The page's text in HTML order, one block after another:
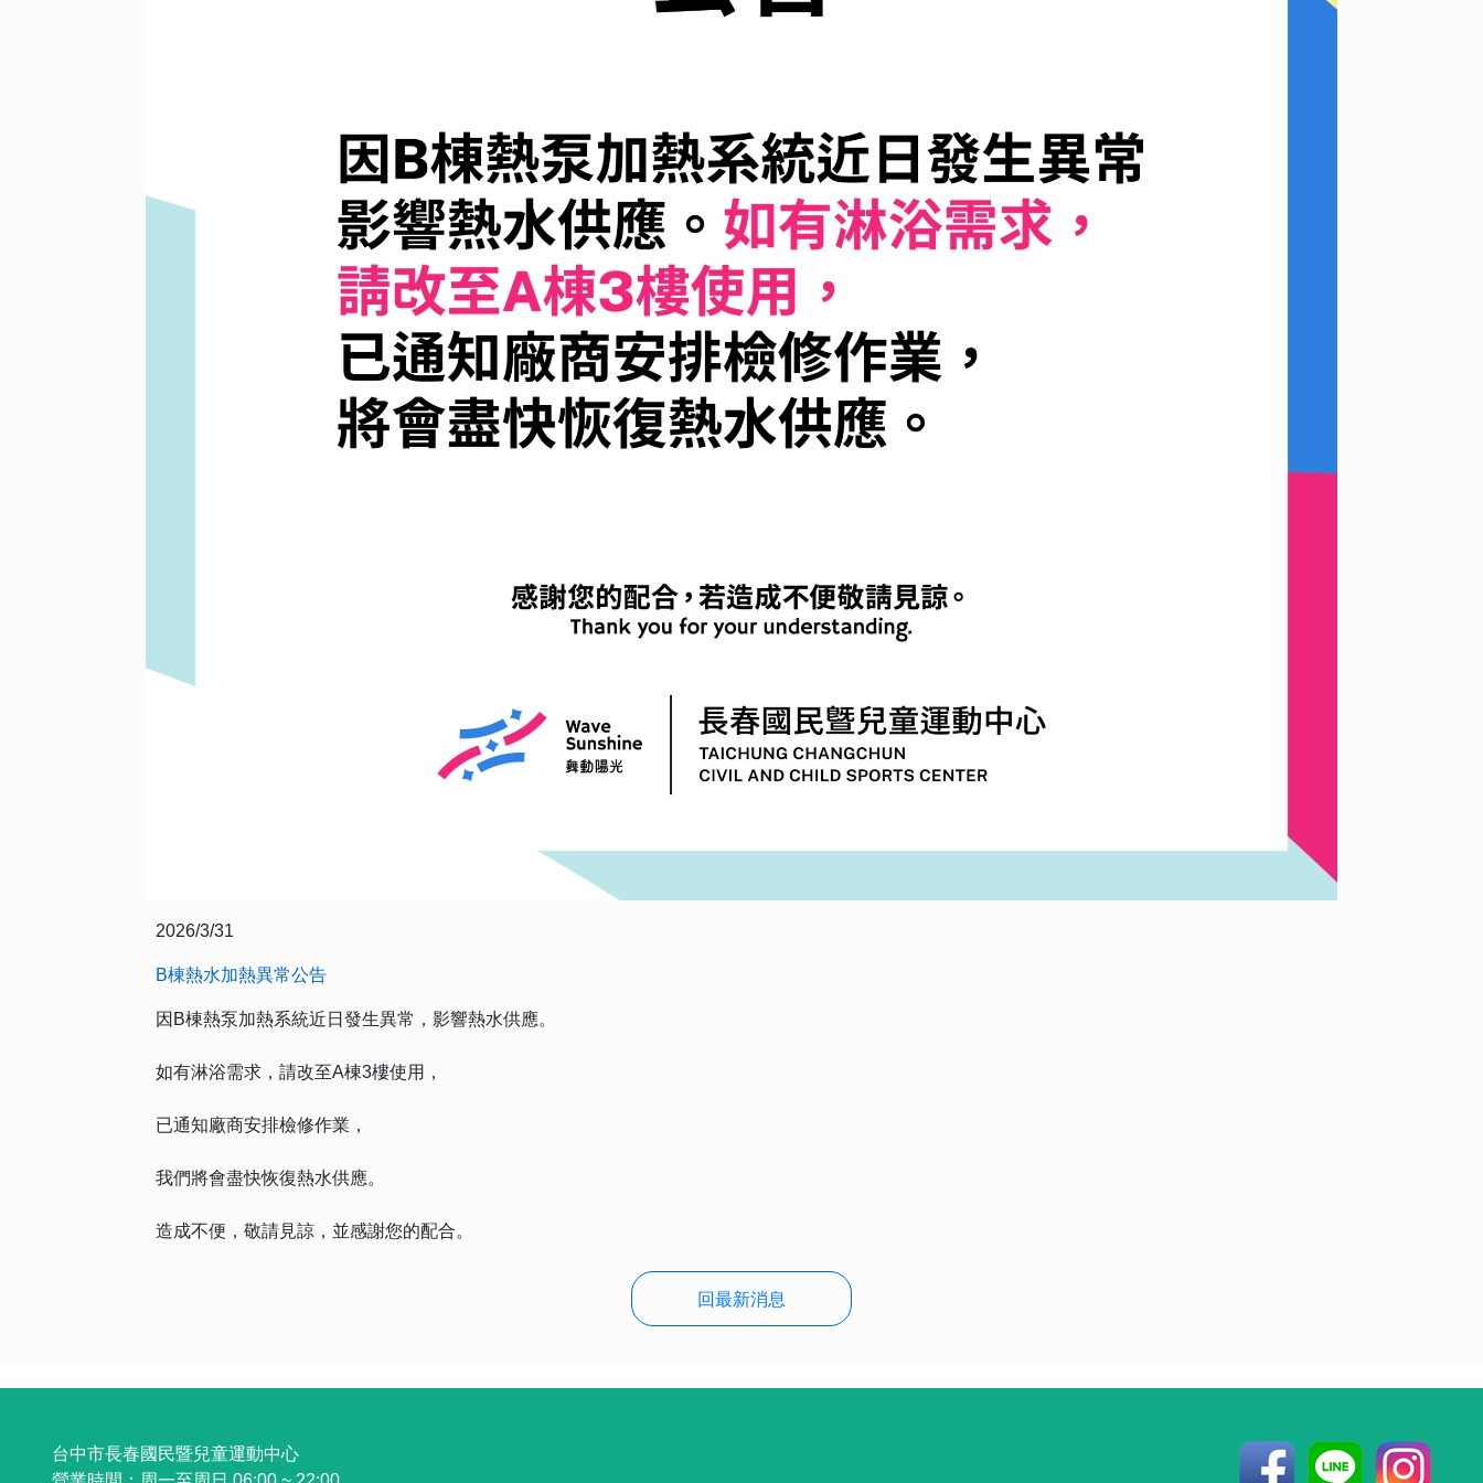
2026/3/31
B棟熱水加熱異常公告
因B棟熱泵加熱系統近日發生異常，影響熱水供應。
如有淋浴需求，請改至A棟3樓使用，
已通知廠商安排檢修作業，
我們將會盡快恢復熱水供應。
造成不便，敬請見諒，並感謝您的配合。
回最新消息
台中市長春國民暨兒童運動中心